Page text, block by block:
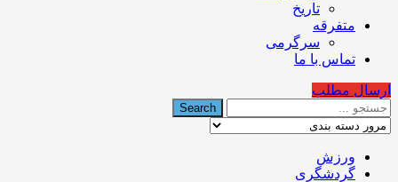
تاریخ
متفرقه
سرگرمی
تماس با ما
ارسال مطلب
ورزش
گردشگری